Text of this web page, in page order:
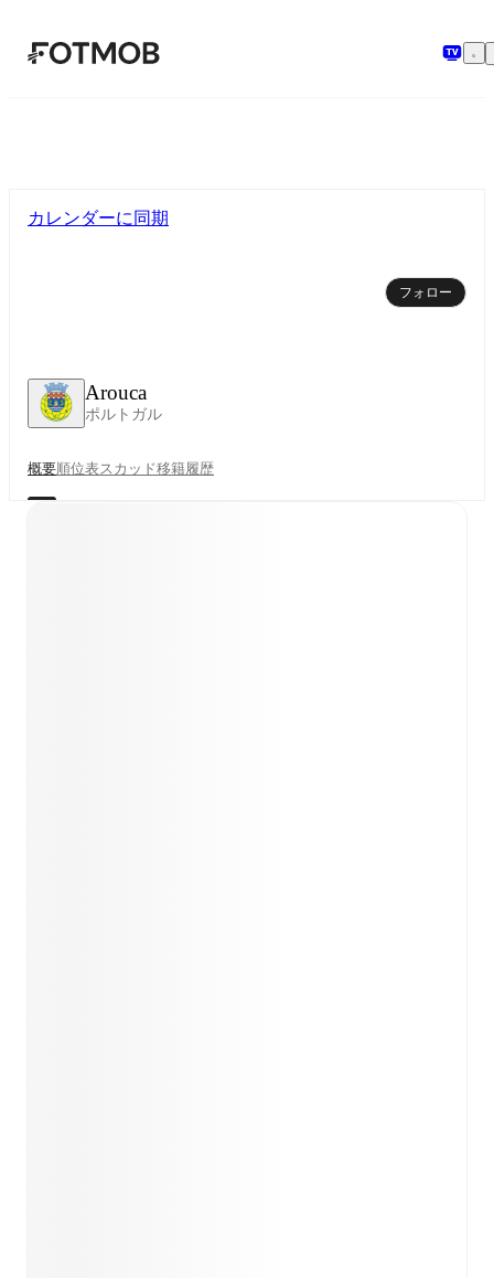
メインコンテンツへスキップ
Arouca
ポルトガル
カレンダーに同期
フォロー
概要順位表スカッド移籍履歴